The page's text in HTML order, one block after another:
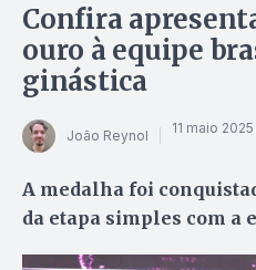
Confira
ouro à equipe
ginástica
João Reynol 11 maio
A medalha foi
da etapa simples com a